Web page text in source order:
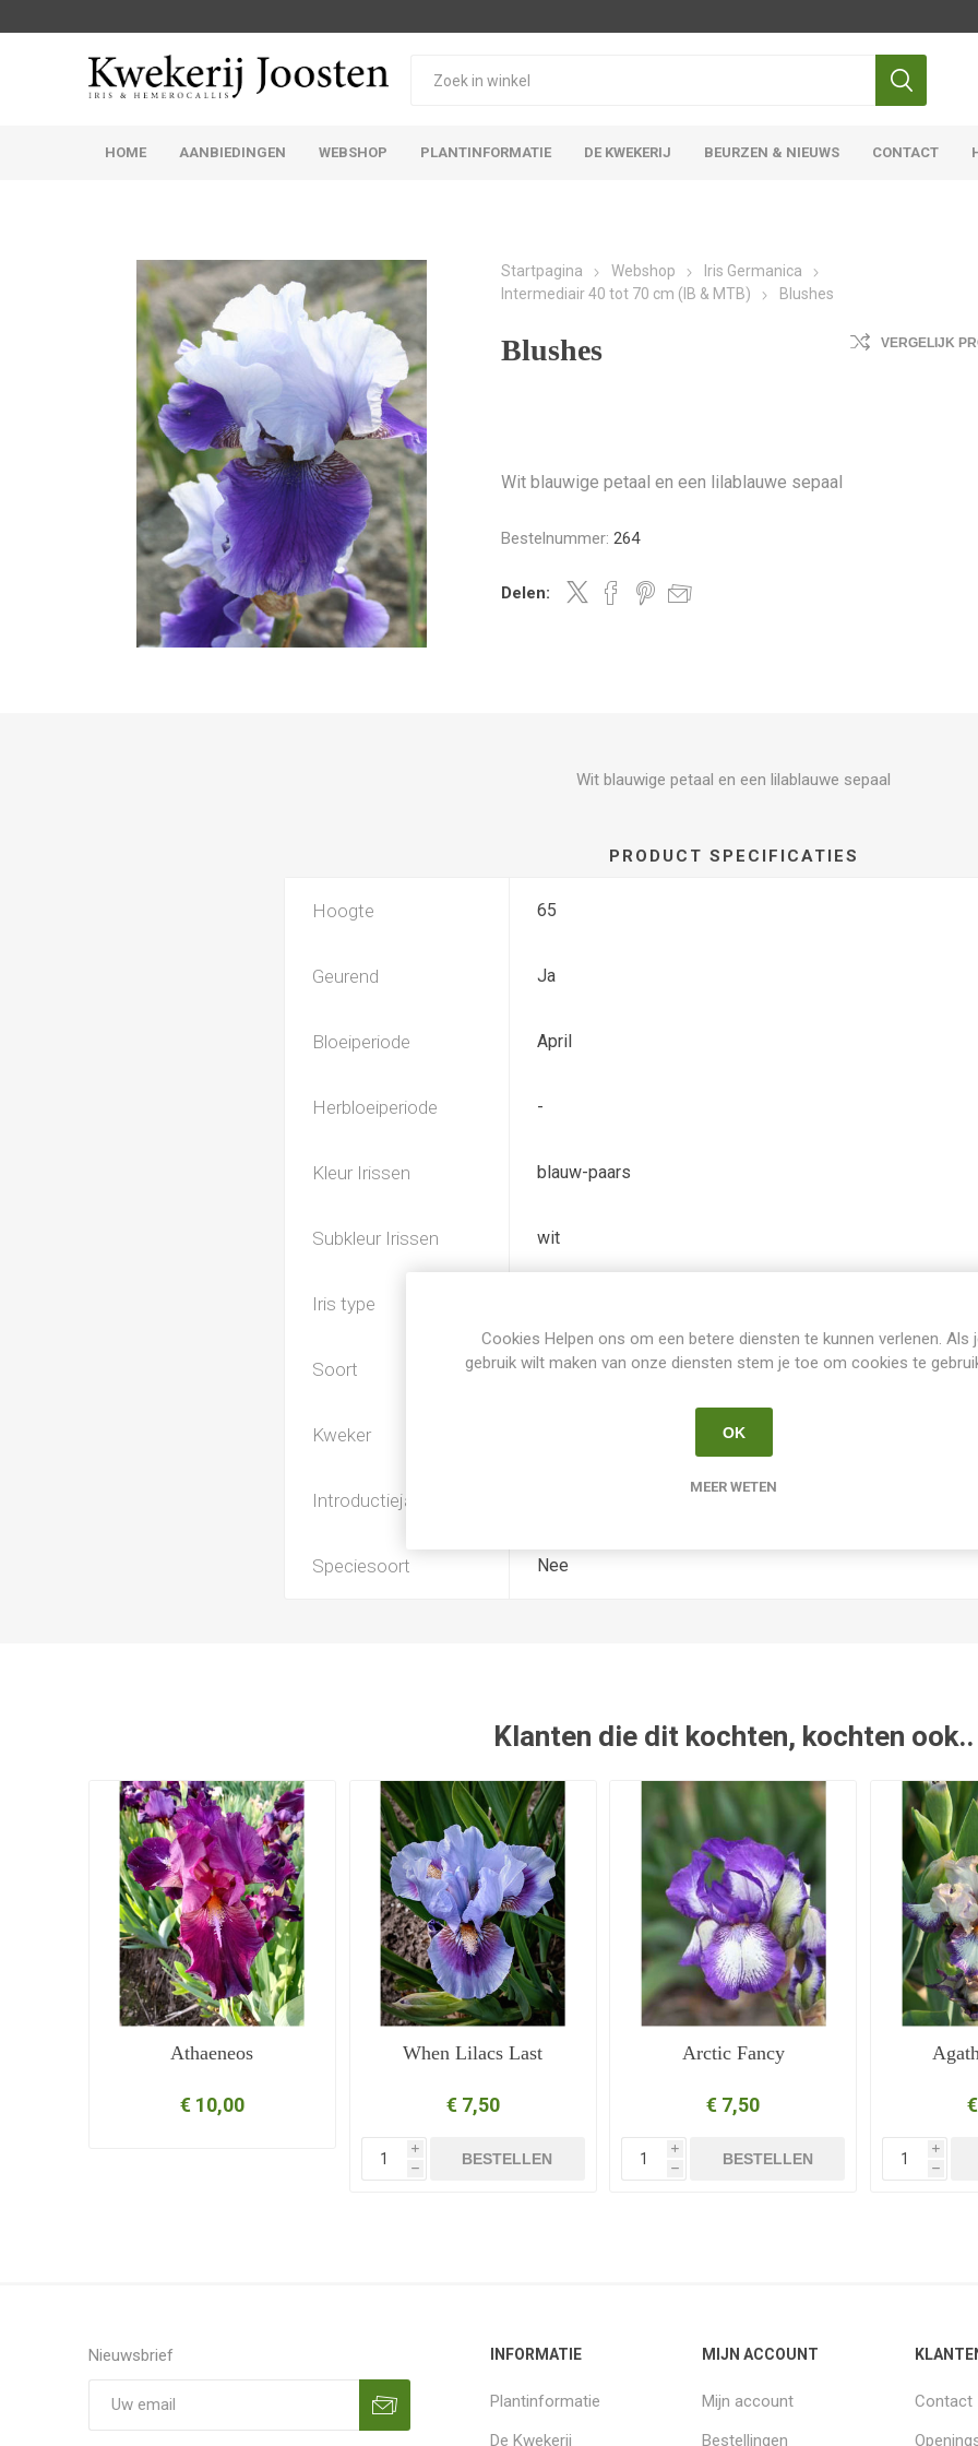
HOME AANBIEDINGEN WEBSHOP PLANTINFORMATIE DE KWEKERIJ BEURZEN & NIEUWS CONTACT
Startpagina Webshop
Iris Germanica
Intermediair 40 tot 70 cm (IB & MTB)
Blushes
Blushes VERGELIJK
Wit blauwige petaal en een lilablauwe sepaal
Bestelnummer: 264
Delen:
Wit blauwige petaal en een lilablauwe sepaal
PRODUCT SPECIFICATIES
Hoogte 65
Geurend Ja
Bloeiperiode April
Herbloeiperiode -
Kleur Irissen blauw-paars
Subkleur Irissen wit
Iris type
Soort Iris Germanica Intermediair
Kweker
Introductiejaar
Speciesoort Nee
Klanten die dit kochten, kochten ook..
Athaeneos
€ 10,00
When Lilacs Last
€ 7,50
i
h
BESTELLEN
Arctic Fancy
€ 7,50
i
h
BESTELLEN
i
h
Nieuwsbrief INFORMATIE
Plantinformatie
De Kwekerij
MIJN ACCOUNT
Mijn account
Bestellingen
Contact
Cookies Helpen ons om een betere diensten te kunnen verlenen. Als
gebruik wilt maken van onze diensten stem je toe om cookies te
OK
MEER WETEN